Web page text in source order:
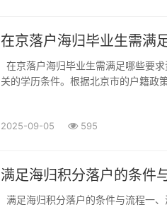
在京落户海归毕业生需满
关的学历条件。根据北京市的户籍政
2025-09-05 595
满足海归积分落户的条件